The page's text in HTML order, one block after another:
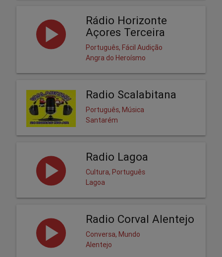
Rádio Horizonte
Açores Terceira
Português, Fácil Audição
Angra do Heroísmo
Radio Scalabitana
Português, Música
Santarém
Radio Lagoa
Cultura, Português
Lagoa
Radio Corval Alentejo
Conversa, Mundo
Alentejo